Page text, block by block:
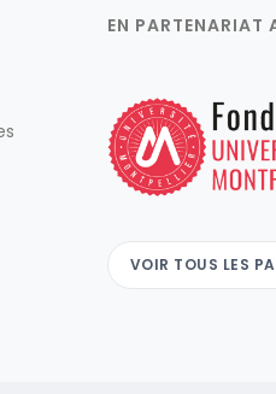
EN PARTENARIAT
VOIR TOUS LES